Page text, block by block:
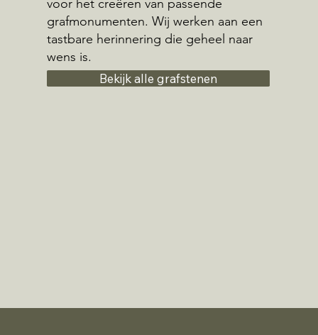
voor het creëren van passende
grafmonumenten. Wij werken aan een
tastbare herinnering die geheel naar
wens is.
Bekijk alle grafstenen